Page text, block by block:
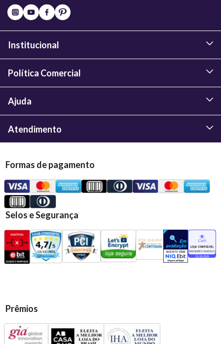
Institucional
Política Comercial
Ajuda
Atendimento
Formas de pagamento
Selos e Segurança
Prêmios